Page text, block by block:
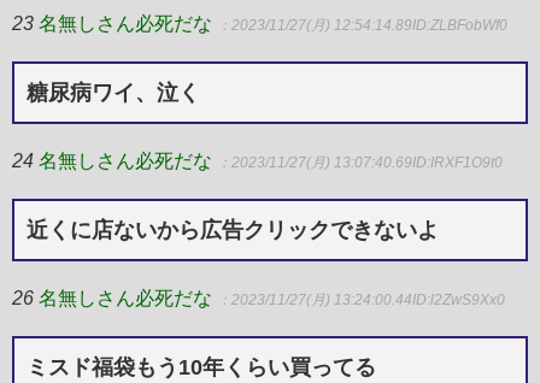
23 名無しさん必死だな ：2023/11/27(月) 12:54:14.89ID:ZLBFobWf0
糖尿病ワイ、泣く
24 名無しさん必死だな ：2023/11/27(月) 13:07:40.69ID:IRXF1O9t0
近くに店ないから広告クリックできないよ
26 名無しさん必死だな ：2023/11/27(月) 13:24:00.44ID:l2ZwS9Xx0
ミスド福袋もう10年くらい買ってる